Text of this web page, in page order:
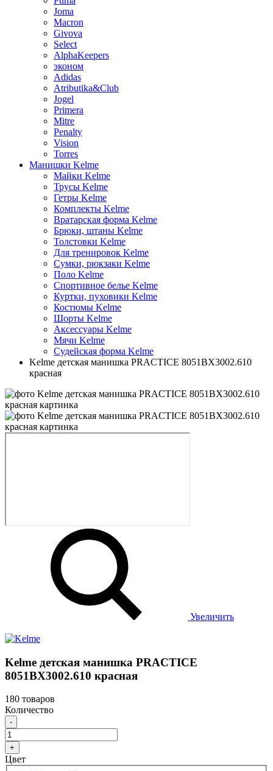
Joma
Macron
Givova
Select
AlphaKeepers
эконом
Adidas
Atributika&Club
Jogel
Primera
Mitre
Penalty
Vision
Torres
Манишки Kelme
Майки Kelme
Трусы Kelme
Гетры Kelme
Комплекты Kelme
Вратарская форма Kelme
Брюки, штаны Kelme
Толстовки Kelme
Для тренировок Kelme
Сумки, рюкзаки Kelme
Поло Kelme
Спортивное белье Kelme
Куртки, пуховики Kelme
Костюмы Kelme
Шорты Kelme
Аксессуары Kelme
Мячи Kelme
Судейская форма Kelme
Kelme детская манишка PRACTICE 8051BX3002.610
красная
Увеличить
Kelme детская манишка PRACTICE
8051BX3002.610 красная
180 товаров
Количество
-
+
Цвет